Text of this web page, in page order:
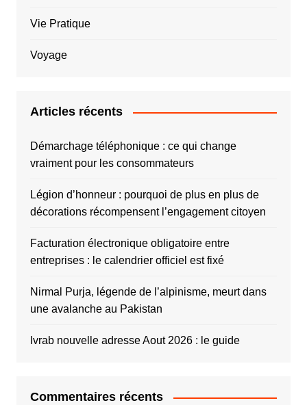
Vie Pratique
Voyage
Articles récents
Démarchage téléphonique : ce qui change
vraiment pour les consommateurs
Légion d’honneur : pourquoi de plus en plus de
décorations récompensent l’engagement citoyen
Facturation électronique obligatoire entre
entreprises : le calendrier officiel est fixé
Nirmal Purja, légende de l’alpinisme, meurt dans
une avalanche au Pakistan
Ivrab nouvelle adresse Aout 2026 : le guide
Commentaires récents